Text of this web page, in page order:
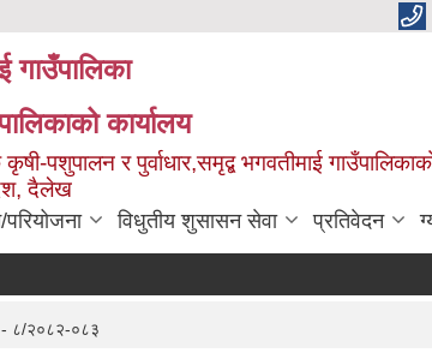
गाउँपालिका
कार्यालय
पशुपालन र पुर्वाधार,समृद्ब भगवतीमाई
दैलेख
विधुतीय शुसासन सेवा प्रतिवेदन
- ८/२०८२-०८३